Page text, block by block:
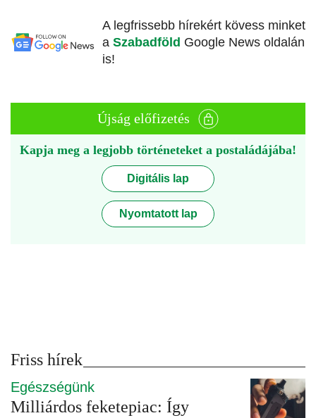
A legfrissebb hírekért kövess minket
a Szabadföld Google News oldalán
is!
Újság előfizetés
Kapja meg a legjobb történeteket a postaládájába!
Digitális lap
Nyomtatott lap
Friss hírek
Egészségünk
Milliárdos feketepiac: Így